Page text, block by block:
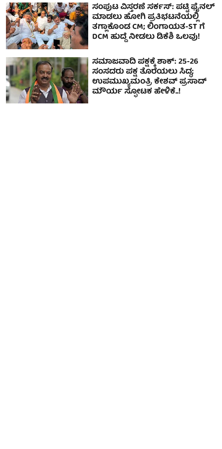
ಸಂಪುಟ ವಿಸ್ತರಣೆ ಸರ್ಕಸ್: ಪಟ್ಟಿ ಫೈನಲ್
ಮಾಡಲು ಹೋಗಿ ಪ್ರತಿಭಟನೆಯಲ್ಲಿ
ತಗ್ಲಾಕೊಂಡ CM; ಲಿಂಗಾಯತ-ST ಗೆ
DCM ಹುದ್ದೆ ನೀಡಲು ಡಿಕೆಶಿ ಒಲವು!
ಸಮಾಜವಾದಿ ಪಕ್ಷಕ್ಕೆ ಶಾಕ್: 25-26
ಸಂಸದರು ಪಕ್ಷ ತೊರೆಯಲು ಸಿದ್ಧ;
ಉಪಮುಖ್ಯಮಂತ್ರಿ ಕೇಶವ್ ಪ್ರಸಾದ್
ಮೌರ್ಯ ಸ್ಫೋಟಕ ಹೇಳಿಕೆ..!